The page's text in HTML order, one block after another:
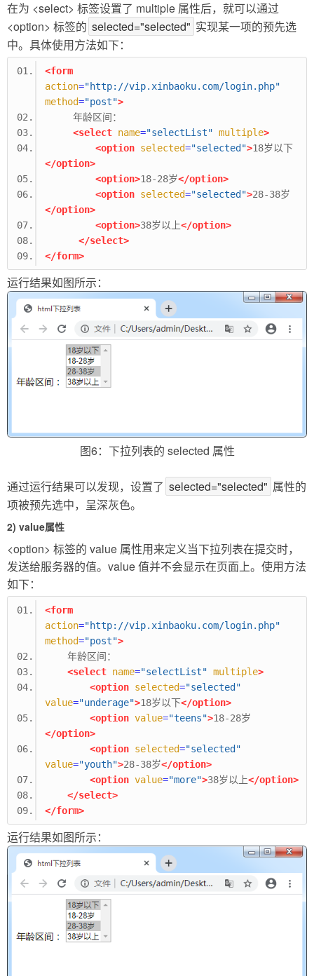
在为 <select> 标签设置了 multiple 属性后，就可以通过
<option> 标签的 selected="selected" 实现某一项的预先选
中。具体使用方法如下：
<form
action="http://vip.xinbaoku.com/login.php"
method="post">
     年龄区间：
<select name="selectList" multiple>
<option selected="selected">18岁以下
</option>
<option>18-28岁</option>
<option selected="selected">28-38岁
</option>
<option>38岁以上</option>
</select>
</form>
运行结果如图所示：
图6：下拉列表的 selected 属性
通过运行结果可以发现，设置了 selected="selected" 属性的
项被预先选中，呈深灰色。
2) value属性
<option> 标签的 value 属性用来定义当下拉列表在提交时，
发送给服务器的值。value 值并不会显示在页面上。使用方法
如下：
<form
action="http://vip.xinbaoku.com/login.php"
method="post">
    年龄区间：
<select name="selectList" multiple>
<option selected="selected"
value="underage">18岁以下</option>
<option value="teens">18-28岁
</option>
<option selected="selected"
value="youth">28-38岁</option>
<option value="more">38岁以上</option>
</select>
</form>
运行结果如图所示：